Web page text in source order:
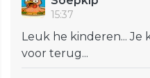
15:37
Leuk he kinderen... Je
voor terug...